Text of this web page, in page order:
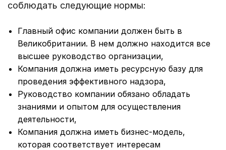
соблюдать следующие нормы:
Главный офис компании должен быть в
Великобритании. В нем должно находится все
высшее руководство организации,
Компания должна иметь ресурсную базу для
проведения эффективного надзора,
Руководство компании обязано обладать
знаниями и опытом для осуществления
деятельности,
Компания должна иметь бизнес-модель,
которая соответствует интересам